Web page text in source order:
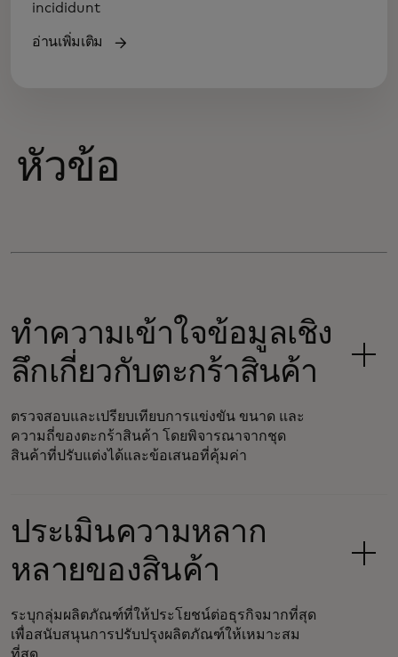
incididunt
อ่านเพิ่มเติม
หัวข้อ
ทำความเข้าใจข้อมูลเชิง
ลึกเกี่ยวกับตะกร้าสินค้า
ตรวจสอบและเปรียบเทียบการแข่งขัน ขนาด และ
ความถี่ของตะกร้าสินค้า โดยพิจารณาจากชุด
สินค้าที่ปรับแต่งได้และข้อเสนอที่คุ้มค่า
ประเมินความหลาก
หลายของสินค้า
ระบุกลุ่มผลิตภัณฑ์ที่ให้ประโยชน์ต่อธุรกิจมากที่สุด
เพื่อสนับสนุนการปรับปรุงผลิตภัณฑ์ให้เหมาะสม